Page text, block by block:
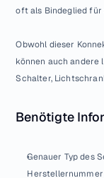
oft als Bindeglied für
Obwohl dieser
können auch andere
Schalter,
Benötigte
Genauer Typ des
Herstellernummer